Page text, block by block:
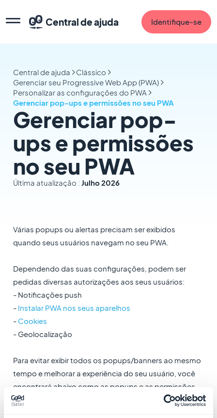
Central de ajuda Identifique-se
Central de ajuda
Clássico
Gerenciar seu Progressive Web App (PWA)
Personalizar as configurações do PWA
Gerenciar pop-ups e permissões no seu PWA
Gerenciar pop-
ups e permissões
no seu PWA
Última atualização : Julho 2026
Várias popups ou alertas precisam ser exibidos
quando seus usuários navegam no seu PWA.
Dependendo das suas configurações, podem ser
pedidas diversas autorizações aos seus usuários:
- Notificações push
- Instalar PWA nos seus aparelhos
- Cookies
- Geolocalização
Para evitar exibir todos os popups/banners ao mesmo
tempo e melhorar a experiência do seu usuário, você
encontrará abaixo como as popups e as permissões
são gerenciadas em um PWA criado com a